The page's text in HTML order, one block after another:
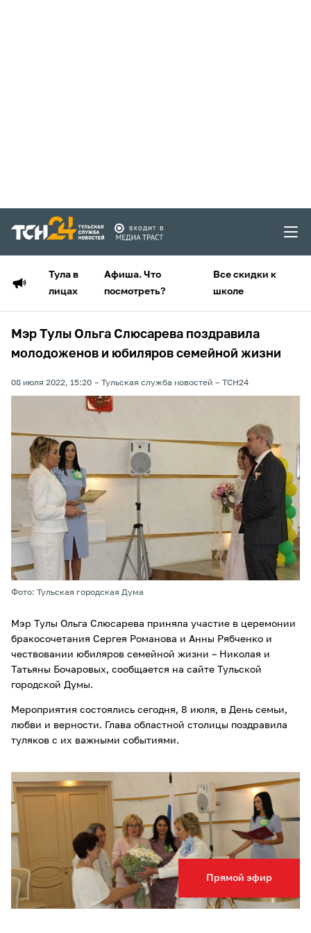
Тула в
лицах
Афиша. Что
посмотреть?
Все скидки к
школе
Прямой эфир
Мэр Тулы Ольга Слюсарева поздравила
молодоженов и юбиляров семейной жизни
08 июля 2022, 15:20 Тульская служба новостей ТСН24
Фото: Тульская городская Дума
Мэр Тулы Ольга Слюсарева приняла участие в церемонии
бракосочетания Сергея Романова и Анны Рябченко и
чествовании юбиляров семейной жизни – Николая и
Татьяны Бочаровых, сообщается на сайте Тульской
городской Думы.
Мероприятия состоялись сегодня, 8 июля, в День семьи,
любви и верности. Глава областной столицы поздравила
туляков с их важными событиями.